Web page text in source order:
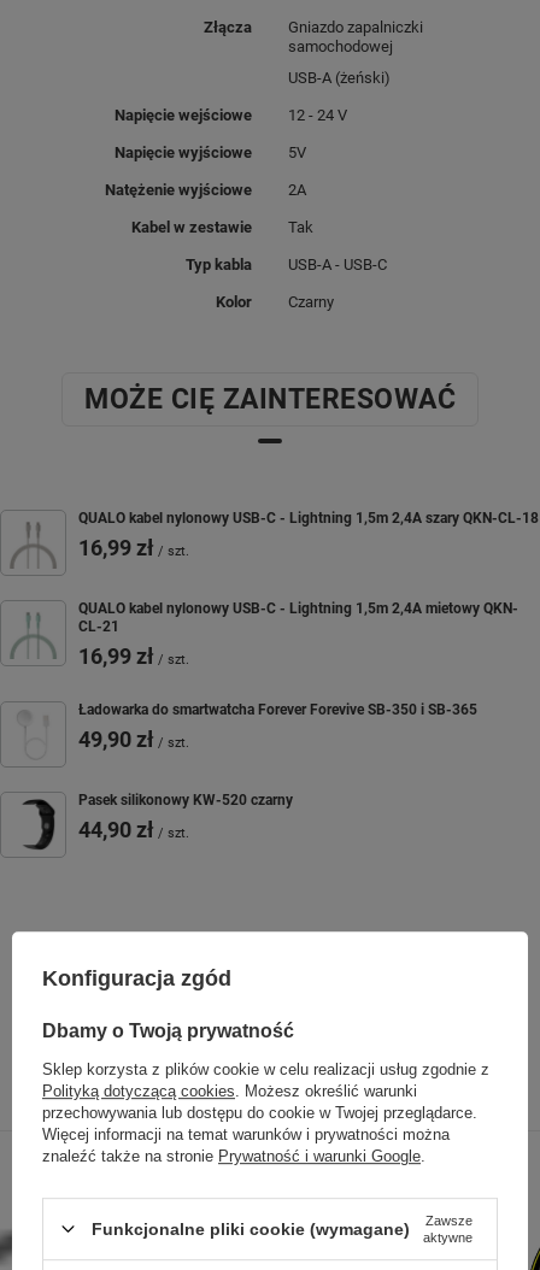
ładowanym smartfonem.
Urządzenie jest w pełni
bezpieczne dla akumulatora
dzięki inteligentnemu
podawaniu prądu.
Szybkie ładowanie to dzisiaj
podstawa.
Złącza
Gniazdo zapalniczki
samochodowej
USB-A (żeński)
Napięcie wejściowe 12 - 24 V
Napięcie wyjściowe 5V
Natężenie wyjściowe 2A
Kabel w zestawie Tak
Typ kabla USB-A - USB-C
Kolor Czarny
MOŻE CIĘ ZAINTERESOWAĆ
QUALO kabel nylonowy USB-C - Lightning 1,5m 2,4A szary QKN-CL-18
16,99 zł / szt.
QUALO kabel nylonowy USB-C - Lightning 1,5m 2,4A mietowy QKN-
CL-21
16,99 zł / szt.
Ładowarka do smartwatcha Forever Forevive SB-350 i SB-365
49,90 zł / szt.
Pasek silikonowy KW-520 czarny
44,90 zł / szt.
SPRAWDŹ TAKŻE
Poprzedni z tej kategorii Następny z tej kategorii
Konfiguracja zgód
Dbamy o Twoją prywatność
Sklep korzysta z plików cookie w celu realizacji usług zgodnie z
Polityką dotyczącą cookies . Możesz określić warunki
przechowywania lub dostępu do cookie w Twojej przeglądarce.
Więcej informacji na temat warunków i prywatności można
znaleźć także na stronie Prywatność i warunki Google
Funkcjonalne pliki cookie (wymagane)
Zawsze
aktywne